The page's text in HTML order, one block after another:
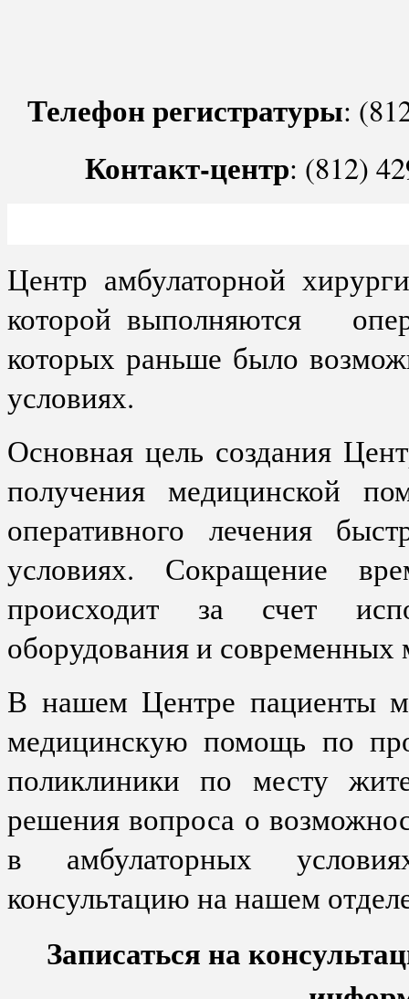
Телефон регистратуры:
Контакт-центр: (812)
Центр амбулаторной
которой выполняются
которых раньше было
условиях.
Основная цель создания
получения медицинской
оперативного лечения
условиях. Сокращение
происходит за счет
оборудования и
В нашем Центре пациенты
медицинскую помощь по
поликлиники по месту
решения вопроса о
в амбулаторных
консультацию на нашем
Записаться на